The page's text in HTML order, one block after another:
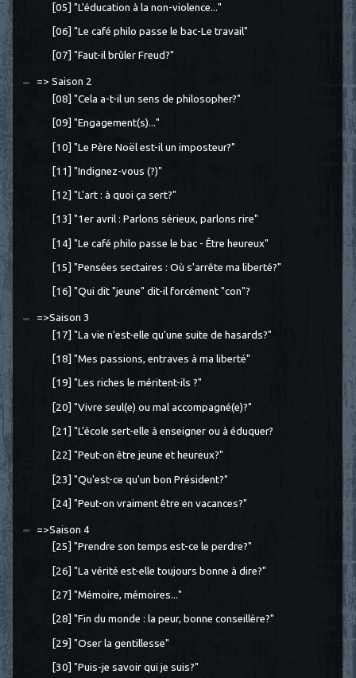
[05] "L'éducation à la non-violence..."
[06] "Le café philo passe le bac-Le travail"
[07] "Faut-il brûler Freud?"
=> Saison 2
[08] "Cela a-t-il un sens de philosopher?"
[09] "Engagement(s)..."
[10] "Le Père Noël est-il un imposteur?"
[11] "Indignez-vous (?)"
[12] "L'art : à quoi ça sert?"
[13] "1er avril : Parlons sérieux, parlons rire"
[14] "Le café philo passe le bac - Être heureux"
[15] "Pensées sectaires : Où s'arrête ma liberté?"
[16] "Qui dit "jeune" dit-il forcément "con"?
=>Saison 3
[17] "La vie n'est-elle qu'une suite de hasards?"
[18] "Mes passions, entraves à ma liberté"
[19] "Les riches le méritent-ils ?"
[20] "Vivre seul(e) ou mal accompagné(e)?"
[21] "L'école sert-elle à enseigner ou à éduquer?
[22] "Peut-on être jeune et heureux?"
[23] "Qu'est-ce qu'un bon Président?"
[24] "Peut-on vraiment être en vacances?"
=>Saison 4
[25] "Prendre son temps est-ce le perdre?"
[26] "La vérité est-elle toujours bonne à dire?"
[27] "Mémoire, mémoires..."
[28] "Fin du monde : la peur, bonne conseillère?"
[29] "Oser la gentillesse"
[30] "Puis-je savoir qui je suis?"